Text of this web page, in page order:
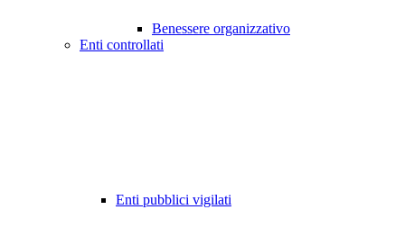
Benessere organizzativo
Enti controllati
Enti pubblici vigilati